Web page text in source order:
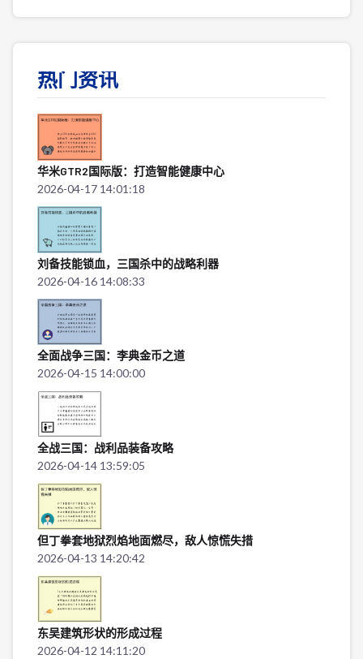
热门资讯
华米GTR2国际版：打造智能健康中心
2026-04-17 14:01:18
刘备技能锁血，三国杀中的战略利器
2026-04-16 14:08:33
全面战争三国：李典金币之道
2026-04-15 14:00:00
全战三国：战利品装备攻略
2026-04-14 13:59:05
但丁拳套地狱烈焰地面燃尽，敌人惊慌失措
2026-04-13 14:20:42
东吴建筑形状的形成过程
2026-04-12 14:11:20